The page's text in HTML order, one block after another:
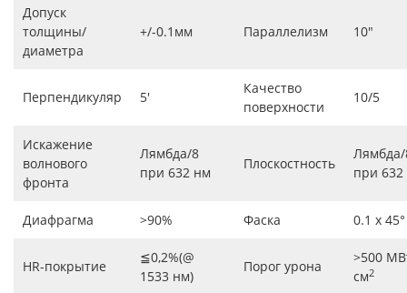
Допуск
толщины/
диаметра
+/-0.1мм Параллелизм 10″
Перпендикуляр 5′
Качество
поверхности
10/5
Искажение
волнового
фронта
Лямбда/8
при 632 нм
Плоскостность
при
Диафрагма >90% Фаска 0.1 x 45°
HR-покрытие
≦0,2%(@
1533 нм)
Порог урона
>500
см2